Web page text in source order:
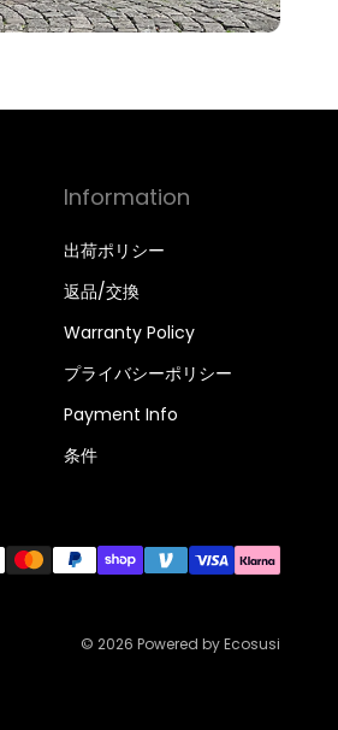
Information
出荷ポリシー
返品/交換
Warranty Policy
プライバシーポリシー
Payment Info
条件
© 2026 Powered by Ecosusi